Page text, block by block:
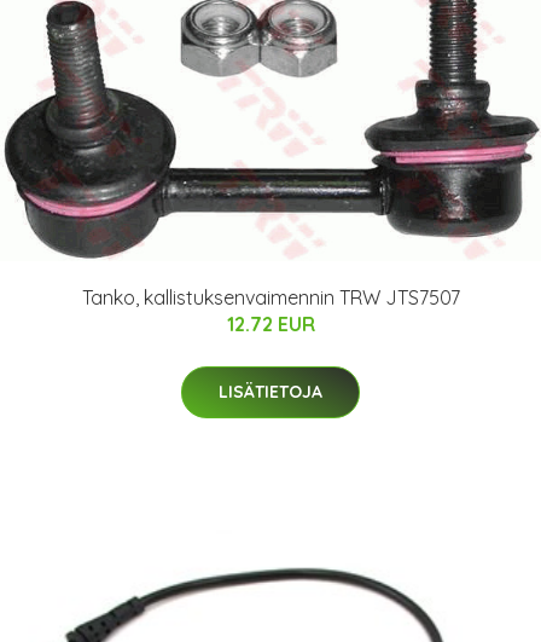
Tanko, kallistuksenvaimennin TRW JTS7507
12.72 EUR
LISÄTIETOJA